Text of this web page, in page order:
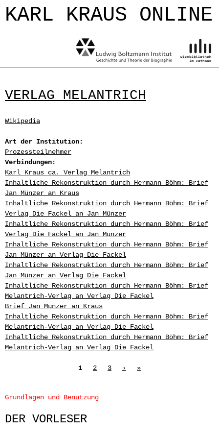
Jump to navigation
KARL KRAUS ONLINE
VERLAG MELANTRICH
Wikipedia
Art der Institution:
Prozessteilnehmer
Verbindungen:
Karl Kraus ca. Verlag Melantrich
Inhaltliche Rekonstruktion durch Hermann Böhm: Brief
Jan Münzer an Kraus
Inhaltliche Rekonstruktion durch Hermann Böhm: Brief
Verlag Die Fackel an Jan Münzer
Inhaltliche Rekonstruktion durch Hermann Böhm: Brief
Verlag Die Fackel an Jan Münzer
Inhaltliche Rekonstruktion durch Hermann Böhm: Brief
Jan Münzer an Verlag Die Fackel
Inhaltliche Rekonstruktion durch Hermann Böhm: Brief
Jan Münzer an Verlag Die Fackel
Inhaltliche Rekonstruktion durch Hermann Böhm: Brief
Melantrich-Verlag an Verlag Die Fackel
Brief Jan Münzer an Kraus
Inhaltliche Rekonstruktion durch Hermann Böhm: Brief
Melantrich-Verlag an Verlag Die Fackel
Inhaltliche Rekonstruktion durch Hermann Böhm: Brief
Melantrich-Verlag an Verlag Die Fackel
1 2 3 › »
Grundlagen und Benutzung
DER VORLESER